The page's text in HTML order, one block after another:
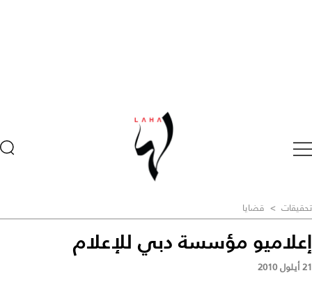
تحقيقات > قضايا
إعلاميو مؤسسة دبي للإعلام
21 أيلول 2010